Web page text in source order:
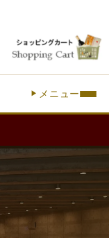
メニュー